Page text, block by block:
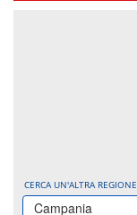
CERCA UN'ALTRA REGIONE
Campania